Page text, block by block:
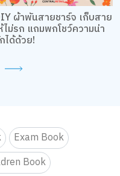
ผ้าพันสายชาร์จ เก็บสาย
ไม่รก แถมพกโชว์ความน่า
ได้ด้วย!
Exam Book
Book